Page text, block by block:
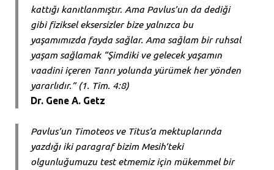
kattığı kanıtlanmıştır. Ama Pavlus’un da dediği
gibi fiziksel eksersizler bize yalnızca bu
yaşamımızda fayda sağlar. Ama sağlam bir ruhsal
yaşam sağlamak “Şimdiki ve gelecek yaşamın
vaadini içeren Tanrı yolunda yürümek her yönden
yararlıdır.” (1. Tim. 4:8)
Dr. Gene A. Getz
Pavlus’un Timoteos ve Titus’a mektuplarında
yazdığı iki paragraf bizim Mesih’teki
olgunluğumuzu test etmemiz için mükemmel bir